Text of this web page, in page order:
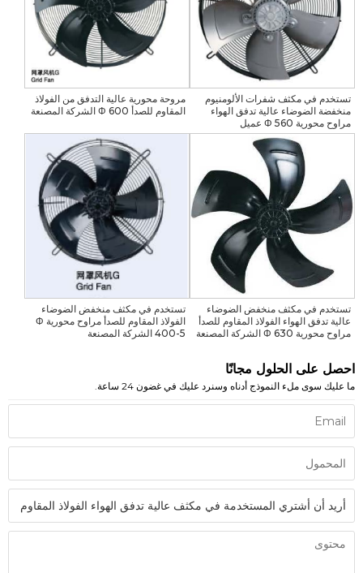
تستخدم في مكثف شفرات الألومنيوم
منخفضة الضوضاء عالية تدفق الهواء
مراوح محورية Φ 560 عميل
مروحة محورية عالية التدفق من الفولاذ
المقاوم للصدأ Φ 600 الشركة المصنعة
تستخدم في مكثف منخفض الضوضاء
عالية تدفق الهواء الفولاذ المقاوم للصدأ
مراوح محورية Φ 630 الشركة المصنعة
تستخدم في مكثف منخفض الضوضاء
الفولاذ المقاوم للصدأ مراوح محورية Φ
400-5 الشركة المصنعة
احصل على الحلول مجانًا
ما عليك سوى ملء النموذج أدناه وسنرد عليك في غضون 24 ساعة.